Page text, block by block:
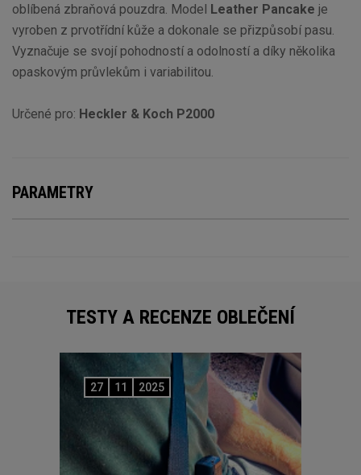
oblíbená zbraňová pouzdra. Model Leather Pancake je
vyroben z prvotřídní kůže a dokonale se přizpůsobí pasu.
Vyznačuje se svojí pohodností a odolností a díky několika
opaskovým průvlekům i variabilitou.
Určené pro: Heckler & Koch P2000
PARAMETRY
TESTY A RECENZE OBLEČENÍ
27 11 2025